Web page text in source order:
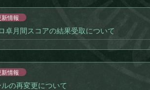
新情報
卓月間スコアの結果受取について
新情報
の再変更について